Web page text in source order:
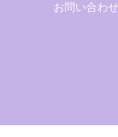
お問い合わせ